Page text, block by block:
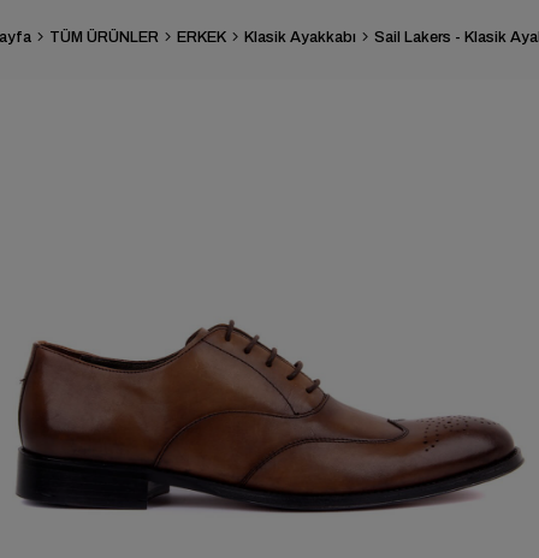
TÜM ÜRÜNLER ERKEK Klasik Ayakkabı Sail Lakers - Klasik